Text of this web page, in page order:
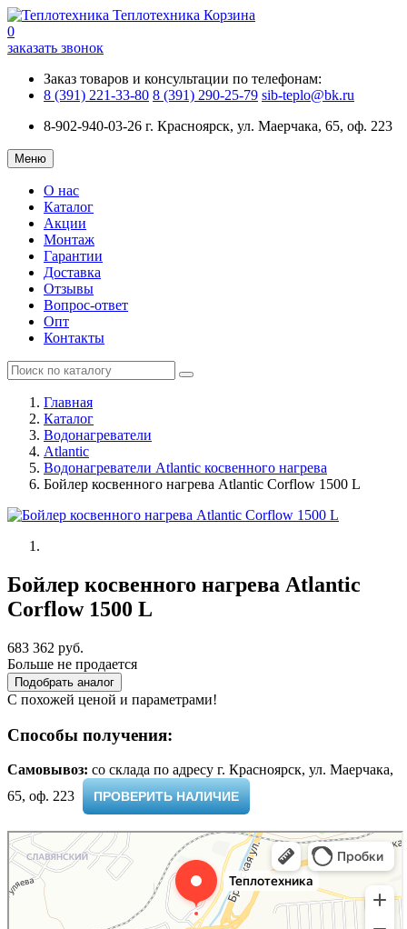
Теплотехника Корзина
0
заказать звонок
Заказ товаров и консультации по телефонам:
8 (391) 221-33-80 8 (391) 290-25-79 sib-teplo@bk.ru
8-902-940-03-26 г. Красноярск, ул. Маерчака, 65, оф. 223
Меню
О нас
Каталог
Акции
Монтаж
Гарантии
Доставка
Отзывы
Вопрос-ответ
Опт
Контакты
Главная
Каталог
Водонагреватели
Atlantic
Водонагреватели Atlantic косвенного нагрева
Бойлер косвенного нагрева Atlantic Corflow 1500 L
Бойлер косвенного нагрева Atlantic
Corflow 1500 L
683 362 руб.
Больше не продается
Подобрать аналог
С похожей ценой и параметрами!
Способы получения:
Самовывоз: cо склада по адресу г. Красноярск, ул. Маерчака,
65, оф. 223 ​
ПРОВЕРИТЬ НАЛИЧИЕ